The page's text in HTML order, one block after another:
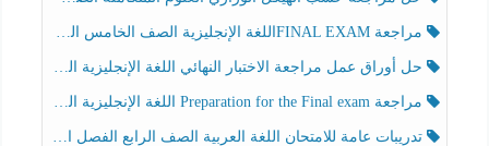
مراجعة FINAL EXAMاللغة الإنجليزية الصف الخامس الفصل الثالث
حل أوراق عمل مراجعة الاختبار النهائي اللغة الإنجليزية الصف الرابع الفصل الثالث
مراجعة Preparation for the Final exam اللغة الإنجليزية الصف الرابع الفصل الثالث
تدريبات عامة للامتحان اللغة العربية الصف الرابع الفصل الثالث